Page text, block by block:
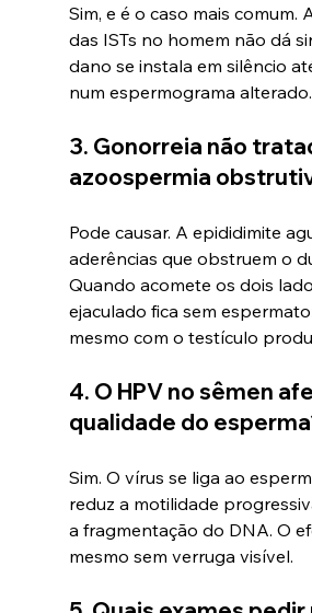
Sim, e é o caso mais comum.
das ISTs no homem não dá
dano se instala em silêncio
num espermograma alterado.
3. Gonorreia não
azoospermia
Pode causar. A epididimite
aderências que obstruem o
Quando acomete os dois
ejaculado fica sem
mesmo com o testículo
4. O HPV no sêmen
qualidade do
Sim. O vírus se liga ao
reduz a motilidade
a fragmentação do DNA. O
mesmo sem verruga visível.